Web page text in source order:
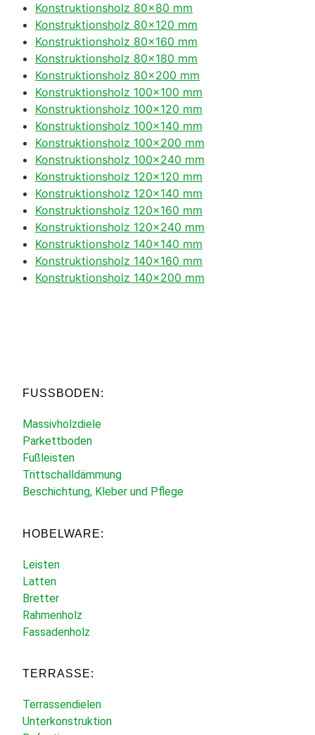
Konstruktionsholz 80×80 mm
Konstruktionsholz 80×120 mm
Konstruktionsholz 80×160 mm
Konstruktionsholz 80×180 mm
Konstruktionsholz 80×200 mm
Konstruktionsholz 100×100 mm
Konstruktionsholz 100×120 mm
Konstruktionsholz 100×140 mm
Konstruktionsholz 100×200 mm
Konstruktionsholz 100×240 mm
Konstruktionsholz 120×120 mm
Konstruktionsholz 120×140 mm
Konstruktionsholz 120×160 mm
Konstruktionsholz 120×240 mm
Konstruktionsholz 140×140 mm
Konstruktionsholz 140×160 mm
Konstruktionsholz 140×200 mm
FUSSBODEN:
Massivholzdiele
Parkettboden
Fußleisten
Trittschalldämmung
Beschichtung, Kleber und Pflege
HOBELWARE:
Leisten
Latten
Bretter
Rahmenholz
Fassadenholz
TERRASSE:
Terrassendielen
Unterkonstruktion